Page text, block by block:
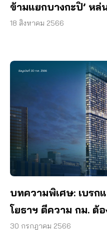
ข้ามแยกบางกะปิ’ ห
18 สิงหาคม 2566
บทความพิเศษ: เบร
โยธาฯ ตีความ กม. ต้
30 กรกฎาคม 2566